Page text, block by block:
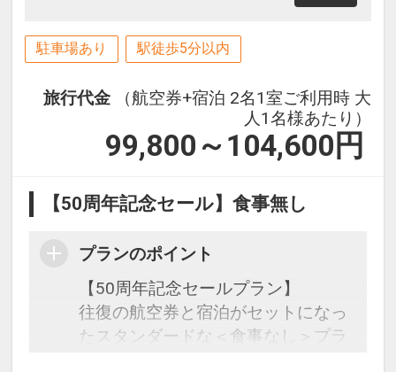
駐車場あり 駅徒歩5分以内
旅行代金
（航空券+宿泊 2名1室ご利用時 大
人1名様あたり）
99,800～104,600 円
【50周年記念セール】食事無し
プランのポイント
【50周年記念セールプラン】
往復の航空券と宿泊がセットになっ
たスタンダードな＜食事なし＞プラ